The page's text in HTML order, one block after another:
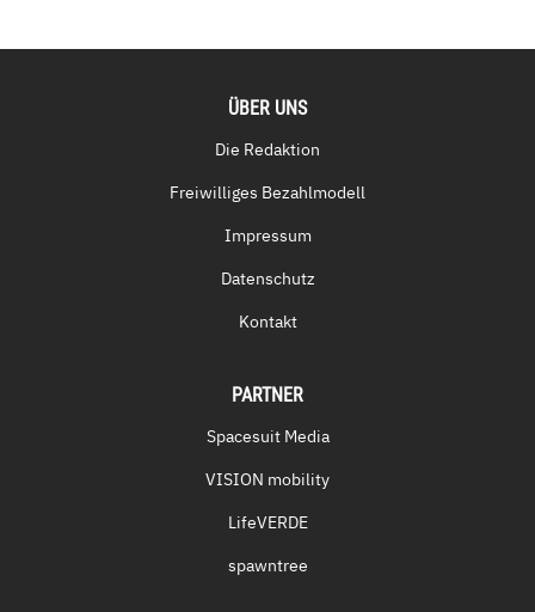
ÜBER UNS
Die Redaktion
Freiwilliges Bezahlmodell
Impressum
Datenschutz
Kontakt
PARTNER
Spacesuit Media
VISION mobility
LifeVERDE
spawntree